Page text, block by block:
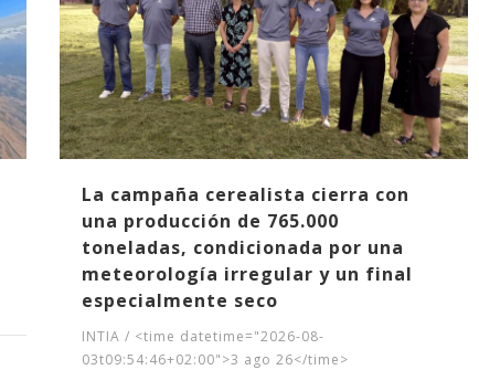
La campaña cerealista cierra con
una producción de 765.000
toneladas, condicionada por una
meteorología irregular y un final
especialmente seco
INTIA / <time datetime="2026-08-
03t09:54:46+02:00">3 ago 26</time>